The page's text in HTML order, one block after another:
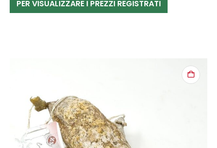
PER VISUALIZZARE I PREZZI REGISTRATI